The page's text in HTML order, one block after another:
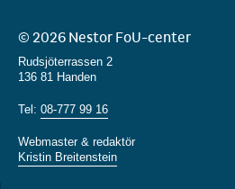
© 2026 Nestor FoU-center
Rudsjöterrassen 2
136 81 Handen
Tel: 08-777 99 16
Webmaster & redaktör
Kristin Breitenstein